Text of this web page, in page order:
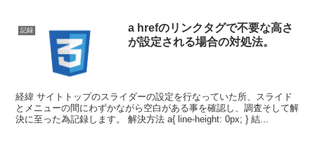
記録
a hrefのリンクタグで不要な高さ
が設定される場合の対処法。
経緯 サイトトップのスライダーの設定を行なっていた所、スライド
とメニューの間にわずかながら空白がある事を確認し、調査そして解
決に至った為記録します。 解決方法 a{ line-height: 0px; } 結...